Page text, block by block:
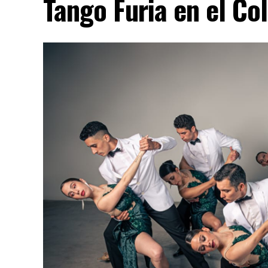
Tango Furia en el